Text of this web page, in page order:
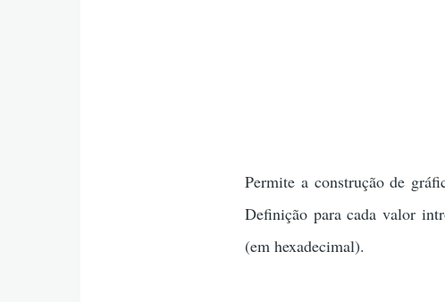
Permite a construção de
Definição para cada valor
(em hexadecimal).